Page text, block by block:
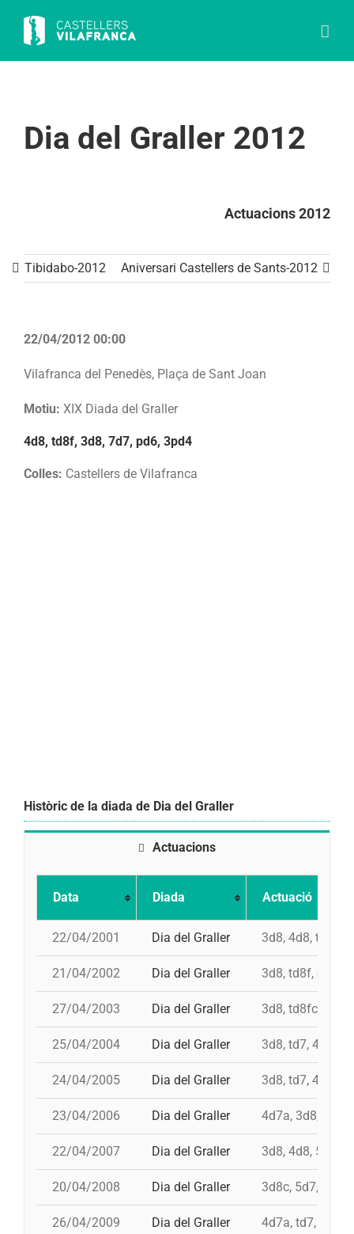
content
Dia del Graller 2012
Actuacions 2012
Tibidabo-2012 Aniversari Castellers de Sants-2012
22/04/2012 00:00
Vilafranca del Penedès, Plaça de Sant Joan
Motiu: XIX Diada del Graller
4d8, td8f, 3d8, 7d7, pd6, 3pd4
Colles: Castellers de Vilafranca
Històric de la diada de Dia del Graller
Actuacions
Data Diada Actuació
22/04/2001 Dia del Graller 3d8, 4d8, td8fc,
21/04/2002 Dia del Graller 3d8, td8f, 4d8,
27/04/2003 Dia del Graller 3d8, td8fc, 4d8,
25/04/2004 Dia del Graller 3d8, td7, 4d8,
24/04/2005 Dia del Graller 3d8, td7, 4d8,
23/04/2006 Dia del Graller 4d7a, 3d8, td8f,
22/04/2007 Dia del Graller 3d8, 4d8, 5d7,
20/04/2008 Dia del Graller 3d8c, 5d7, td7,
26/04/2009 Dia del Graller 4d7a, td7, 4d8,